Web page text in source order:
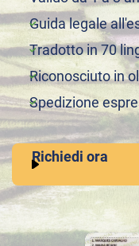
Guida legale
Tradotto in 70
Riconosciuto in
Spedizione
Richiedi ora